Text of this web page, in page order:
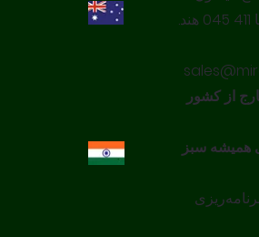
از کشور
همیشه سبز
برنامه‌ریزی